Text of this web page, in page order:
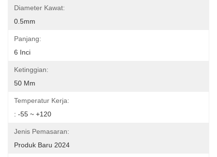
Diameter Kawat:
0.5mm
Panjang:
6 Inci
Ketinggian:
50 Mm
Temperatur Kerja:
: -55 ~ +120
Jenis Pemasaran:
Produk Baru 2024